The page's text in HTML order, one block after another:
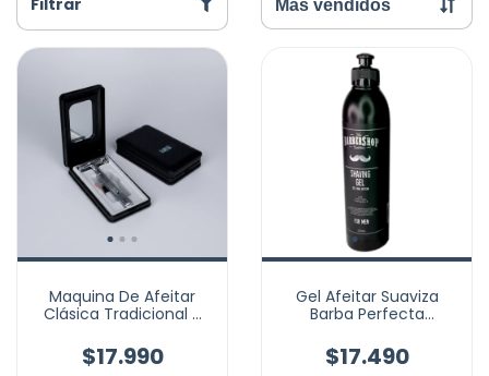
Filtrar
Maquina De Afeitar
Clásica Tradicional +
$17.990
Gel Afeitar Suaviza
Barba Perfecta
$17.490